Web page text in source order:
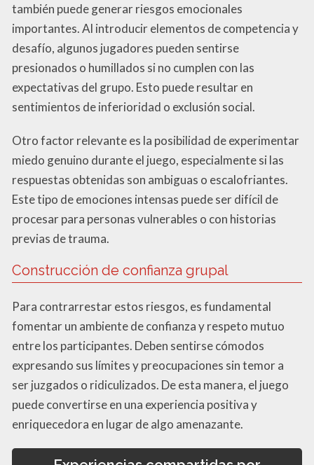
también puede generar riesgos emocionales
importantes. Al introducir elementos de competencia y
desafío, algunos jugadores pueden sentirse
presionados o humillados si no cumplen con las
expectativas del grupo. Esto puede resultar en
sentimientos de inferioridad o exclusión social.
Otro factor relevante es la posibilidad de experimentar
miedo genuino durante el juego, especialmente si las
respuestas obtenidas son ambiguas o escalofriantes.
Este tipo de emociones intensas puede ser difícil de
procesar para personas vulnerables o con historias
previas de trauma.
Construcción de confianza grupal
Para contrarrestar estos riesgos, es fundamental
fomentar un ambiente de confianza y respeto mutuo
entre los participantes. Deben sentirse cómodos
expresando sus límites y preocupaciones sin temor a
ser juzgados o ridiculizados. De esta manera, el juego
puede convertirse en una experiencia positiva y
enriquecedora en lugar de algo amenazante.